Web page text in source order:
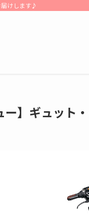
けします♪
ー】ギュット